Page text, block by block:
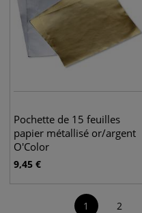
Pochette de 15 feuilles
papier métallisé or/argent
O'Color
9,45 €
1 2